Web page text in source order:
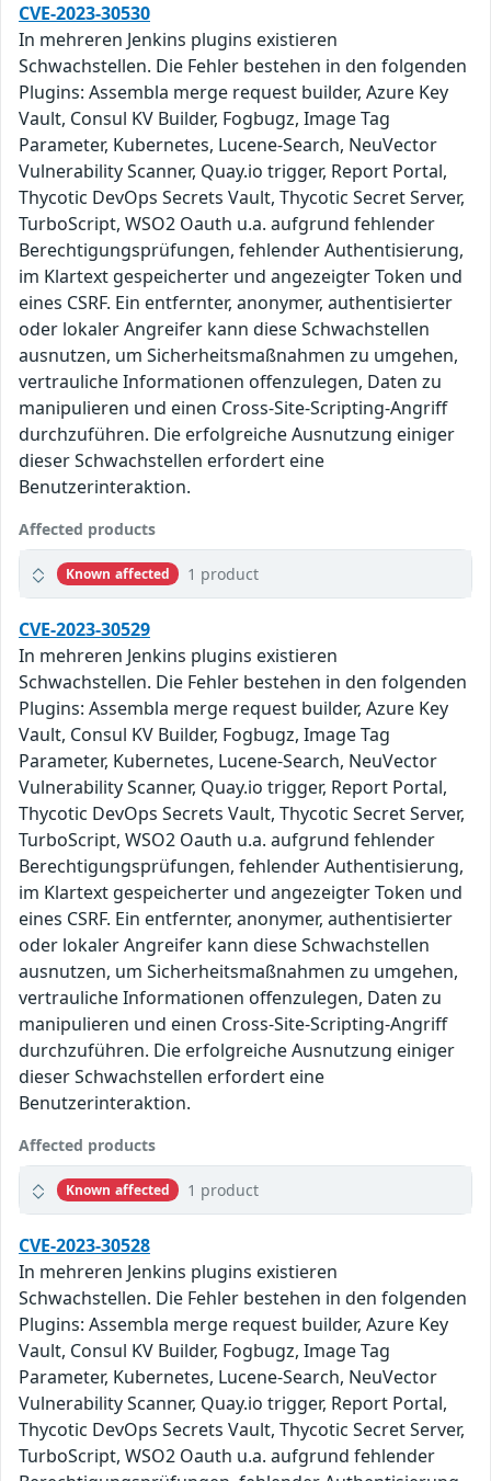
CVE-2023-30530
In mehreren Jenkins plugins existieren
Schwachstellen. Die Fehler bestehen in den folgenden
Plugins: Assembla merge request builder, Azure Key
Vault, Consul KV Builder, Fogbugz, Image Tag
Parameter, Kubernetes, Lucene-Search, NeuVector
Vulnerability Scanner, Quay.io trigger, Report Portal,
Thycotic DevOps Secrets Vault, Thycotic Secret Server,
TurboScript, WSO2 Oauth u.a. aufgrund fehlender
Berechtigungsprüfungen, fehlender Authentisierung,
im Klartext gespeicherter und angezeigter Token und
eines CSRF. Ein entfernter, anonymer, authentisierter
oder lokaler Angreifer kann diese Schwachstellen
ausnutzen, um Sicherheitsmaßnahmen zu umgehen,
vertrauliche Informationen offenzulegen, Daten zu
manipulieren und einen Cross-Site-Scripting-Angriff
durchzuführen. Die erfolgreiche Ausnutzung einiger
dieser Schwachstellen erfordert eine
Benutzerinteraktion.
Affected products
Known affected 1 product
CVE-2023-30529
In mehreren Jenkins plugins existieren
Schwachstellen. Die Fehler bestehen in den folgenden
Plugins: Assembla merge request builder, Azure Key
Vault, Consul KV Builder, Fogbugz, Image Tag
Parameter, Kubernetes, Lucene-Search, NeuVector
Vulnerability Scanner, Quay.io trigger, Report Portal,
Thycotic DevOps Secrets Vault, Thycotic Secret Server,
TurboScript, WSO2 Oauth u.a. aufgrund fehlender
Berechtigungsprüfungen, fehlender Authentisierung,
im Klartext gespeicherter und angezeigter Token und
eines CSRF. Ein entfernter, anonymer, authentisierter
oder lokaler Angreifer kann diese Schwachstellen
ausnutzen, um Sicherheitsmaßnahmen zu umgehen,
vertrauliche Informationen offenzulegen, Daten zu
manipulieren und einen Cross-Site-Scripting-Angriff
durchzuführen. Die erfolgreiche Ausnutzung einiger
dieser Schwachstellen erfordert eine
Benutzerinteraktion.
Affected products
Known affected 1 product
CVE-2023-30528
In mehreren Jenkins plugins existieren
Schwachstellen. Die Fehler bestehen in den folgenden
Plugins: Assembla merge request builder, Azure Key
Vault, Consul KV Builder, Fogbugz, Image Tag
Parameter, Kubernetes, Lucene-Search, NeuVector
Vulnerability Scanner, Quay.io trigger, Report Portal,
Thycotic DevOps Secrets Vault, Thycotic Secret Server,
TurboScript, WSO2 Oauth u.a. aufgrund fehlender